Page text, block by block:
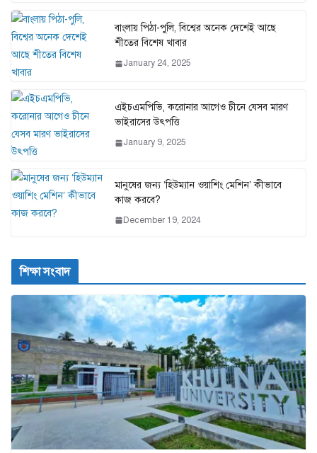
বাংলায় পিঠা-পুলি, বিশ্বের অনেক দেশেই আছে
শীতের বিশেষ খাবার
January 24, 2025
এইচএমপিভি, করোনার আগেও চীনে যেসব মারণ
ভাইরাসের উৎপত্তি
January 9, 2025
মানুষের জন্য ‘হিউম্যান ওয়াশিং মেশিন’ কীভাবে
কাজ করবে?
December 19, 2024
শিক্ষা সংবাদ